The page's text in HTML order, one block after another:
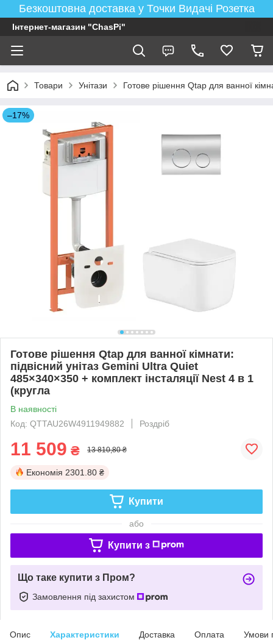
Безкоштовна доставка у Точки Видачі Розетка
Інтернет-магазин "ChasPi"
Товари Унітази Готове рішення Qtap для ванної
–17%
Готове рішення Qtap для ванної кімнати:
підвісний унітаз Gemini Ultra Quiet
485×340×350 + комплект інсталяції Nest 4 в 1
(кругла
В наявності
Код: QTTAU26W4911949882
Роздріб
11 509 ₴ 13 810,80 ₴
Економія 2301.80 ₴
Купити
або
Купити з
Що таке купити з Пром?
Замовлення під захистом
Опис Характеристики Доставка Оплата Умови